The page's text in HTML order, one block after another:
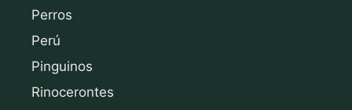
Perros
Perú
Pinguinos
Rinocerontes